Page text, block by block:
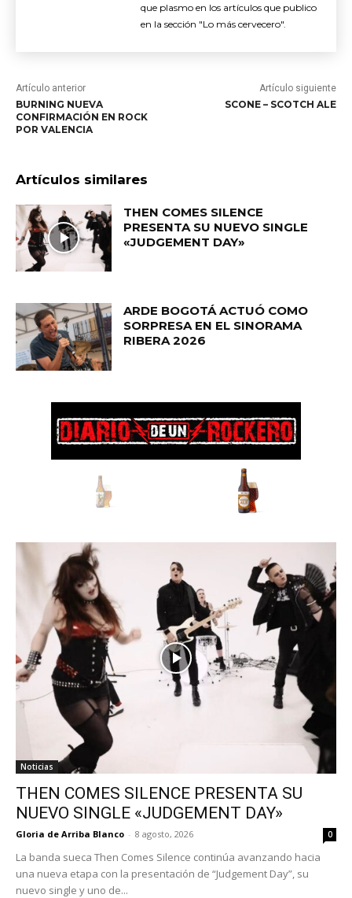
que plasmo en los artículos que publico
en la sección "Lo más cervecero".
Artículo anterior
BURNING NUEVA
CONFIRMACIÓN EN ROCK
POR VALENCIA
Artículo siguiente
SCONE – SCOTCH ALE
Artículos similares
THEN COMES SILENCE
PRESENTA SU NUEVO SINGLE
«JUDGEMENT DAY»
ARDE BOGOTÁ ACTUÓ COMO
SORPRESA EN EL SINORAMA
RIBERA 2026
Noticias
THEN COMES SILENCE PRESENTA SU
NUEVO SINGLE «JUDGEMENT DAY»
Gloria de Arriba Blanco - 8 agosto, 2026 0
La banda sueca Then Comes Silence continúa avanzando hacia
una nueva etapa con la presentación de “Judgement Day”, su
nuevo single y uno de...